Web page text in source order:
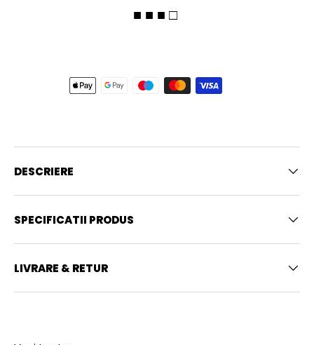
■ ■ ■ □
DESCRIERE
SPECIFICATII PRODUS
LIVRARE & RETUR